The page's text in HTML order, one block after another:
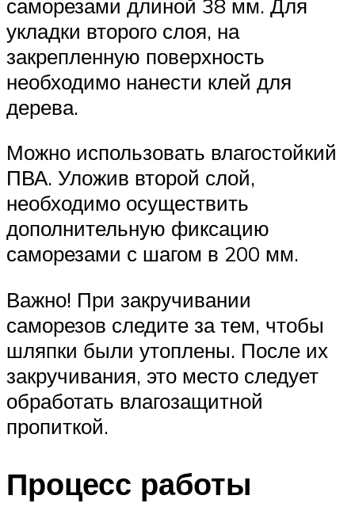
саморезами длиной 38 мм. Для
укладки второго слоя, на
закрепленную поверхность
необходимо нанести клей для
дерева.
Можно использовать влагостойкий
ПВА. Уложив второй слой,
необходимо осуществить
дополнительную фиксацию
саморезами с шагом в 200 мм.
Важно! При закручивании
саморезов следите за тем, чтобы
шляпки были утоплены. После их
закручивания, это место следует
обработать влагозащитной
пропиткой.
Процесс работы